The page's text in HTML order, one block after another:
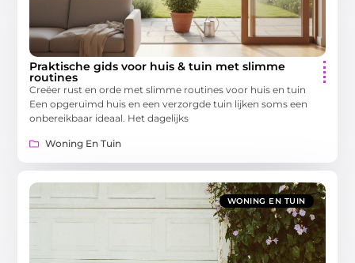
Praktische gids voor huis & tuin met slimme
routines
Creëer rust en orde met slimme routines voor huis en tuin
Een opgeruimd huis en een verzorgde tuin lijken soms een
onbereikbaar ideaal. Het dagelijks
Woning En Tuin
WONING EN TUIN